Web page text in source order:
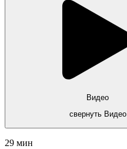
Видео
свернуть Видео
29 мин